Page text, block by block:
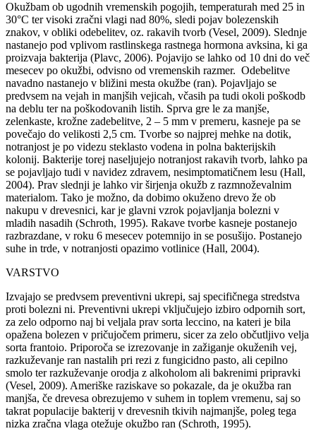
Okužbam ob ugodnih vremenskih pogojih, temperaturah med 25 in
30°C ter visoki zračni vlagi nad 80%, sledi pojav bolezenskih
znakov, v obliki odebelitev, oz. rakavih tvorb (Vesel, 2009). Slednje
nastanejo pod vplivom rastlinskega rastnega hormona avksina, ki ga
proizvaja bakterija (Plavc, 2006). Pojavijo se lahko od 10 dni do več
mesecev po okužbi, odvisno od vremenskih razmer. Odebelitve
navadno nastanejo v bližini mesta okužbe (ran). Pojavljajo se
predvsem na vejah in manjših vejicah, včasih pa tudi okoli poškodb
na deblu ter na poškodovanih listih. Sprva gre le za manjše,
zelenkaste, krožne zadebelitve, 2 – 5 mm v premeru, kasneje pa se
povečajo do velikosti 2,5 cm. Tvorbe so najprej mehke na dotik,
notranjost je po videzu steklasto vodena in polna bakterijskih
kolonij. Bakterije torej naseljujejo notranjost rakavih tvorb, lahko pa
se pojavljajo tudi v navidez zdravem, nesimptomatičnem lesu (Hall,
2004). Prav slednji je lahko vir širjenja okužb z razmnoževalnim
materialom. Tako je možno, da dobimo okuženo drevo že ob
nakupu v drevesnici, kar je glavni vzrok pojavljanja bolezni v
mladih nasadih (Schroth, 1995). Rakave tvorbe kasneje postanejo
razbrazdane, v roku 6 mesecev potemnijo in se posušijo. Postanejo
suhe in trde, v notranjosti opazimo votlinice (Hall, 2004).
VARSTVO
Izvajajo se predvsem preventivni ukrepi, saj specifičnega stredstva
proti bolezni ni. Preventivni ukrepi vključujejo izbiro odpornih sort,
za zelo odporno naj bi veljala prav sorta leccino, na kateri je bila
opažena bolezen v pričujočem primeru, sicer za zelo občutljivo velja
sorta frantoio. Priporoča se izrezovanje in zažiganje okuženih vej,
razkuževanje ran nastalih pri rezi z fungicidno pasto, ali cepilno
smolo ter razkuževanje orodja z alkoholom ali bakrenimi pripravki
(Vesel, 2009). Ameriške raziskave so pokazale, da je okužba ran
manjša, če drevesa obrezujemo v suhem in toplem vremenu, saj so
takrat populacije bakterij v drevesnih tkivih najmanjše, poleg tega
nizka zračna vlaga otežuje okužbo ran (Schroth, 1995).